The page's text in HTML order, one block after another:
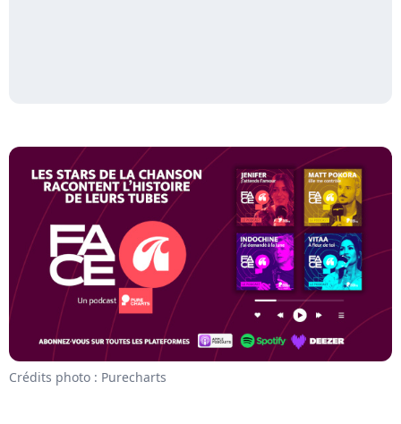
Crédits photo : Purecharts